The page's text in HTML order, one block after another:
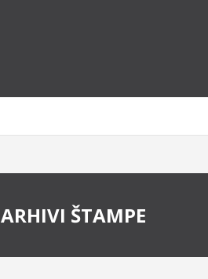
ARHIVI ŠTAMPE